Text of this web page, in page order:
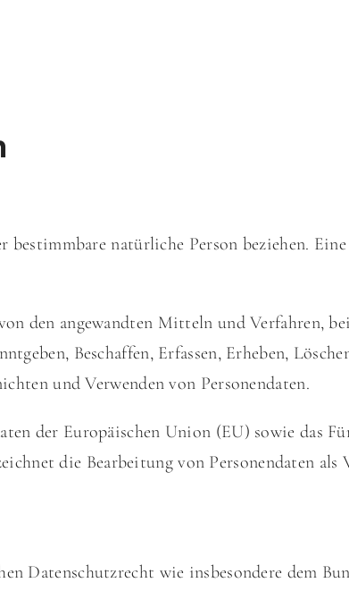
bestimmbare natürliche Person beziehen.
den angewandten Mitteln und Verfahren,
Beschaffen, Erfassen, Erheben,
und Verwenden von Personendaten.
der Europäischen Union (EU) sowie das
die Bearbeitung von Personendaten als
Datenschutzrecht wie insbesondere dem